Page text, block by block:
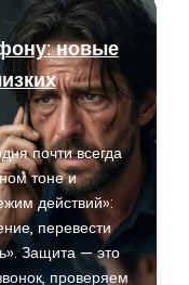
новые
почти всегда
тоне и
действий»:
перевести
Защита — это
проверяем